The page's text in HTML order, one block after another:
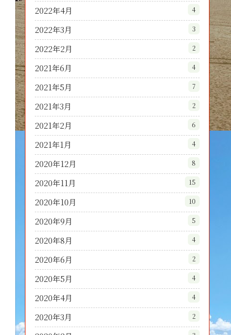
2022年4月 4
2022年3月 3
2022年2月 2
2021年6月 4
2021年5月 7
2021年3月 2
2021年2月 6
2021年1月 4
2020年12月 8
2020年11月 15
2020年10月 10
2020年9月 5
2020年8月 4
2020年6月 2
2020年5月 4
2020年4月 4
2020年3月 2